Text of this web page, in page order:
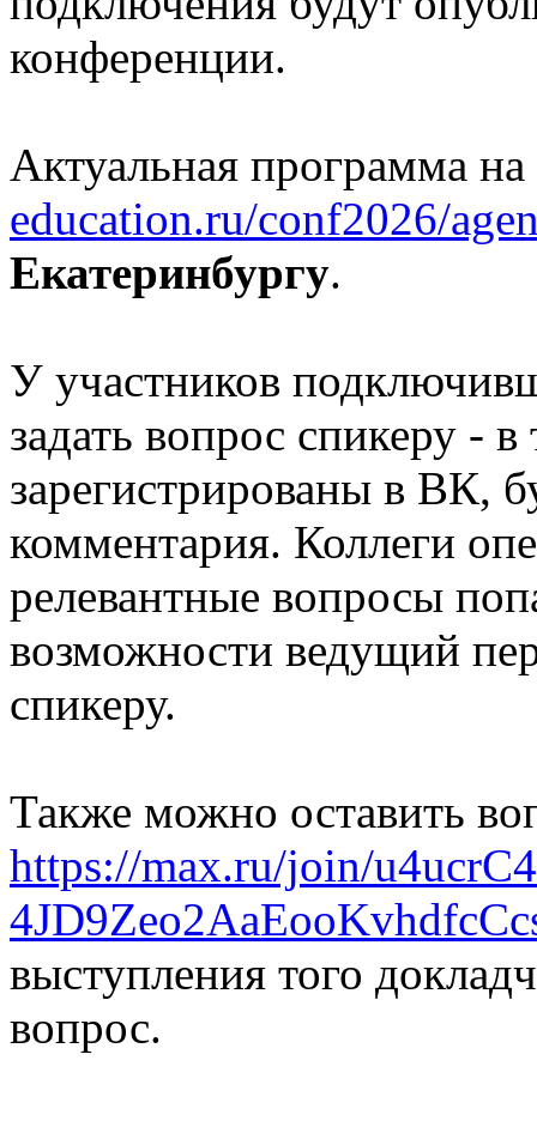
конференции.
Актуальная программа
education.ru/conf2026/
Екатеринбургу.
У участников
задать вопрос спикеру -
зарегистрированы в ВК,
комментария. Коллеги
релевантные вопросы
возможности ведущий
спикеру.
Также можно оставить
https://max.ru/join/
выступления того
вопрос.